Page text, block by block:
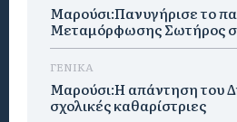
Μαρούσι:Πανυγήρισε το
Μεταμόρφωσης Σωτήρος
ΓΕΝΙΚΑ
Μαρούσι:Η απάντηση του
σχολικές καθαρίστριες